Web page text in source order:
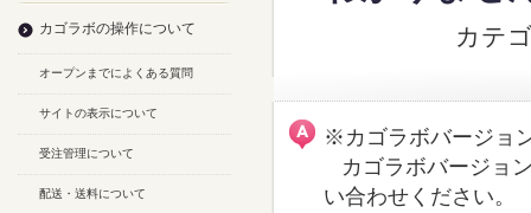
カテ
※カゴラボバージョ
カゴラボバージョ
い合わせください。
カゴラボの操作について
オープンまでによくある質問
サイトの表示について
受注管理について
配送・送料について